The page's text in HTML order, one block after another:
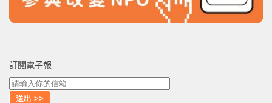
訂閱電子報